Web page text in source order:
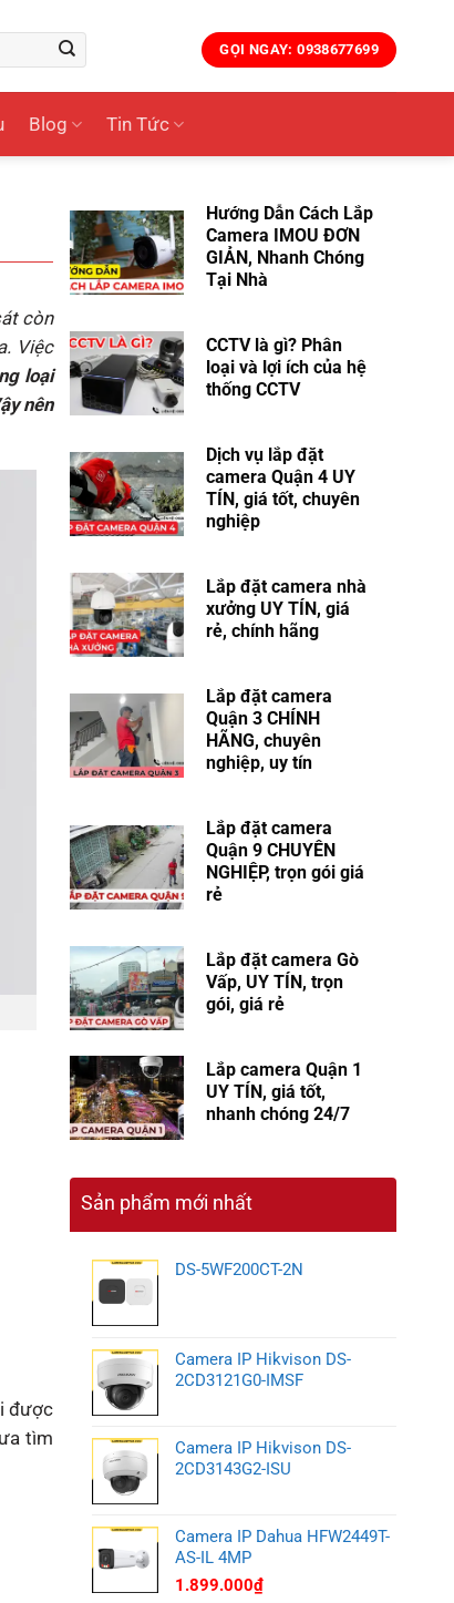
GỌI NGAY: 0938677699
Blog Tin Tức
còn
Việc
loại
nên
được
tìm
Hướng Dẫn Cách Lắp
Camera IMOU ĐƠN
GIẢN, Nhanh Chóng
Tại Nhà
CCTV là gì? Phân
loại và lợi ích của hệ
thống CCTV
Dịch vụ lắp đặt
camera Quận 4 UY
TÍN, giá tốt, chuyên
nghiệp
Lắp đặt camera nhà
xưởng UY TÍN, giá
rẻ, chính hãng
Lắp đặt camera
Quận 3 CHÍNH
HÃNG, chuyên
nghiệp, uy tín
Lắp đặt camera
Quận 9​ CHUYÊN
NGHIỆP, trọn gói giá
rẻ
Lắp đặt camera Gò
Vấp, UY TÍN, trọn
gói, giá rẻ
Lắp camera Quận 1
UY TÍN, giá tốt,
nhanh chóng 24/7
Sản phẩm mới nhất
DS-5WF200CT-2N
Camera IP Hikvison DS-
2CD3121G0-IMSF
Camera IP Hikvison DS-
2CD3143G2-ISU
Camera IP Dahua HFW2449T-
AS-IL 4MP
1.899.000₫